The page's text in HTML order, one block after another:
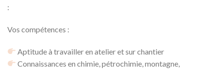
:
Vos compétences :
Aptitude à travailler en atelier et sur chantier
Connaissances en chimie, pétrochimie, montagne,